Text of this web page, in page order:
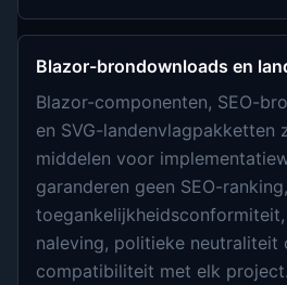
Blazor-brondownloads en
Blazor-componenten, SEO-
en SVG-landenvlagpakketten
middelen voor
garanderen geen SEO-ranking,
naleving, politieke neutraliteit
compatibiliteit met elk project.